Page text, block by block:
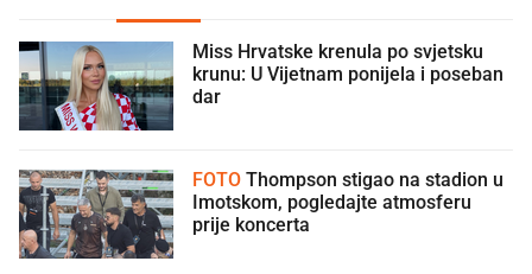
Miss Hrvatske krenula po svjetsku
krunu: U Vijetnam ponijela i poseban
dar
FOTO
Imotskom, pogledajte atmosferu
prije koncerta